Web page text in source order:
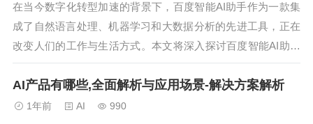
在当今数字化转型加速的背景下，百度智能AI助手作为一款集
成了自然语言处理、机器学习和大数据分析的先进工具，正在
改变人们的工作与生活方式。本文将深入探讨百度智能AI助手
的核心功能、应用场景及未来发展趋势。...
AI产品有哪些,全面解析与应用场景-解决方案解析
1年前 AI 990